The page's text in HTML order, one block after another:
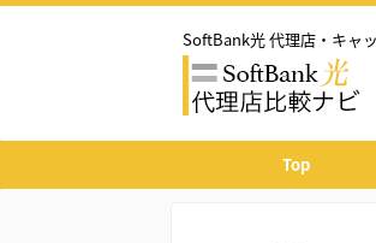
SoftBank光 代理店・キャ
Top